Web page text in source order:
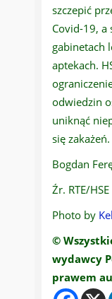
szczepić
Covid-19, a
gabinetach
aptekach.
odwiedzin
uniknąć
się zakażeń.
Bogdan
Źr. RTE/HSE
Photo by
©
wydawcy
prawem